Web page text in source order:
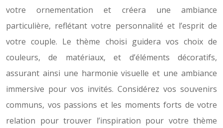
votre ornementation et créera une ambiance
particulière, reflétant votre personnalité et l’esprit de
votre couple. Le thème choisi guidera vos choix de
couleurs, de matériaux, et d’éléments décoratifs,
assurant ainsi une harmonie visuelle et une ambiance
immersive pour vos invités. Considérez vos souvenirs
communs, vos passions et les moments forts de votre
relation pour trouver l’inspiration pour votre thème